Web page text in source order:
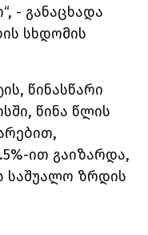
- განაცხადა
სხდომის
წინასწარი
წინა წლის
ით გაიზარდა,
საშუალო ზრდის